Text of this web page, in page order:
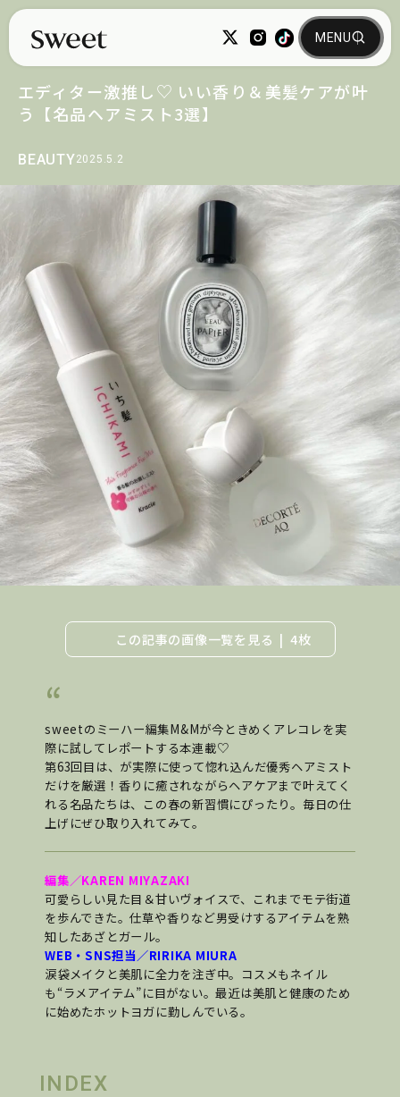
BEAUTY2025.5.2
エディター激推し♡ いい香り＆美髪ケアが叶
う【名品ヘアミスト3選】
この記事の画像一覧を見る 4枚
sweetのミーハー編集M&Mが今ときめくアレコレを実
際に試してレポートする本連載♡
第63回目は、が実際に使って惚れ込んだ優秀ヘアミスト
だけを厳選！香りに癒されながらヘアケアまで叶えてく
れる名品たちは、この春の新習慣にぴったり。毎日の仕
上げにぜひ取り入れてみて。
編集／KAREN MIYAZAKI
可愛らしい見た目＆甘いヴォイスで、これまでモテ街道
を歩んできた。仕草や香りなど男受けするアイテムを熟
知したあざとガール。
WEB・SNS担当／RIRIKA MIURA
涙袋メイクと美肌に全力を注ぎ中。コスメもネイル
も“ラメアイテム”に目がない。最近は美肌と健康のため
に始めたホットヨガに勤しんでいる。
INDEX